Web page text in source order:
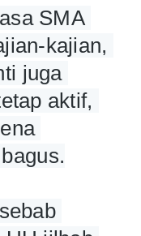
SMA
kajian,
juga
aktif,